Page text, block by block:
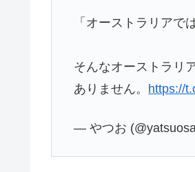
「オーストラリアで
そんなオーストラリ
ありません。 https://
— やつお